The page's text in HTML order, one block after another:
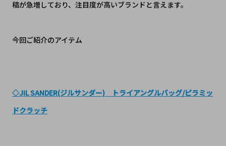
稿が急増しており、注目度が高いブランドと言えます。
今回ご紹介のアイテム
◇JIL SANDER(ジルサンダー) トライアングルバッグ/ピラミッ
ドクラッチ